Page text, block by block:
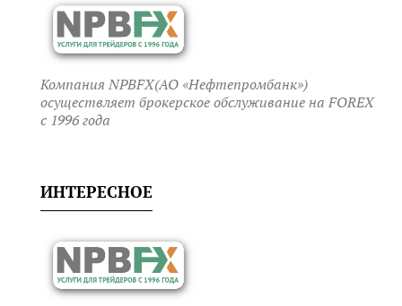
Компания NPBFX(АО «Нефтепромбанк»)
осуществляет брокерское обслуживание на FOREX
c 1996 года
ИНТЕРЕСНОЕ